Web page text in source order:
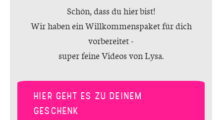
Schön, dass du hier bist!
Wir haben ein Willkommenspaket für dich
vorbereitet -
super feine Videos von Lysa.
HIER GEHT ES ZU DEINEM
GESCHENK